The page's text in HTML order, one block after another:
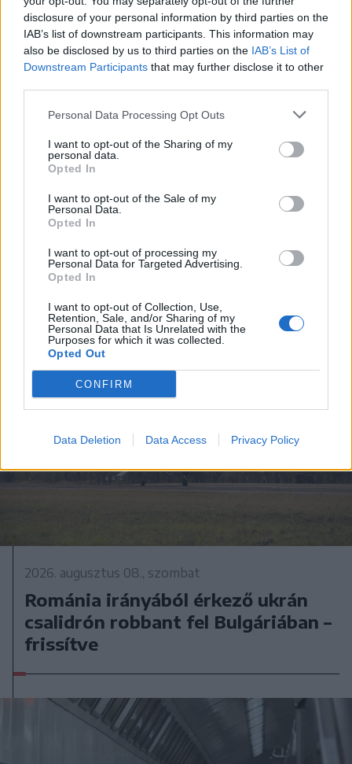
disclosure of your personal information by third parties on the
IAB’s list of downstream participants. This information may
also be disclosed by us to third parties on the IAB’s List of
Downstream Participants that may further disclose it to other
Personal Data Processing Opt Outs
I want to opt-out of the Sharing of my
personal data.
Opted In
I want to opt-out of the Sale of my
Personal Data.
Opted In
I want to opt-out of processing my
Personal Data for Targeted Advertising.
Opted In
I want to opt-out of Collection, Use,
Retention, Sale, and/or Sharing of my
Personal Data that Is Unrelated with the
Purposes for which it was collected.
Opted Out
CONFIRM
Data Deletion Data Access Privacy Policy
2026. augusztus 08., szombat
Baka András elfogadta a felkérést a
köztársasági elnöki tisztségre
2026. augusztus 08., szombat
Románia irányából érkező ukrán
csalidrón robbant fel Bulgáriában –
frissítve